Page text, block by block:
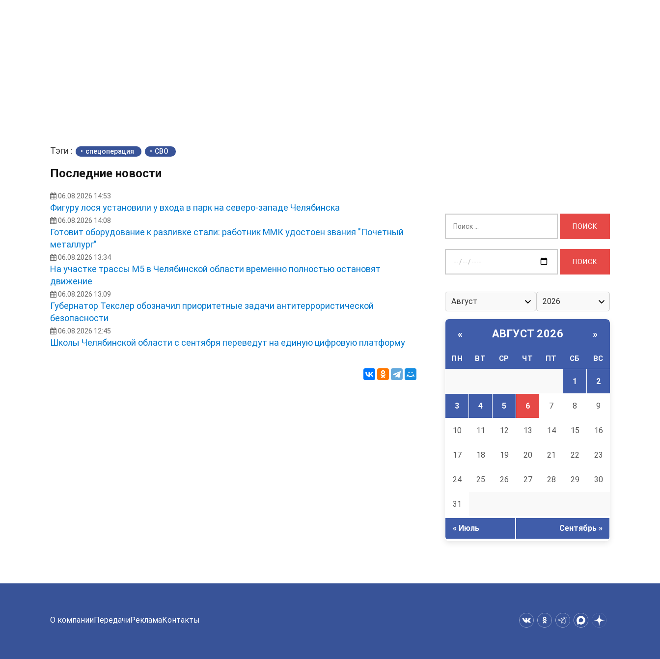
Тэги : спецоперация СВО
Последние новости
06.08.2026 14:53
Фигуру лося установили у входа в парк на северо-западе Челябинска
06.08.2026 14:08
Готовит оборудование к разливке стали: работник ММК удостоен звания "Почетный
металлург"
06.08.2026 13:34
На участке трассы М5 в Челябинской области временно полностью остановят
движение
06.08.2026 13:09
Губернатор Текслер обозначил приоритетные задачи антитеррористической
безопасности
06.08.2026 12:45
Школы Челябинской области с сентября переведут на единую цифровую платформу
дату:
« АВГУСТ 2026 »
ПН ВТ СР ЧТ ПТ СБ ВС
1 2
3 4 5 6 7 8 9
10 11 12 13 14 15 16
17 18 19 20 21 22 23
24 25 26 27 28 29 30
31
« Июль Сентябрь »
О компанииПередачиРекламаКонтакты